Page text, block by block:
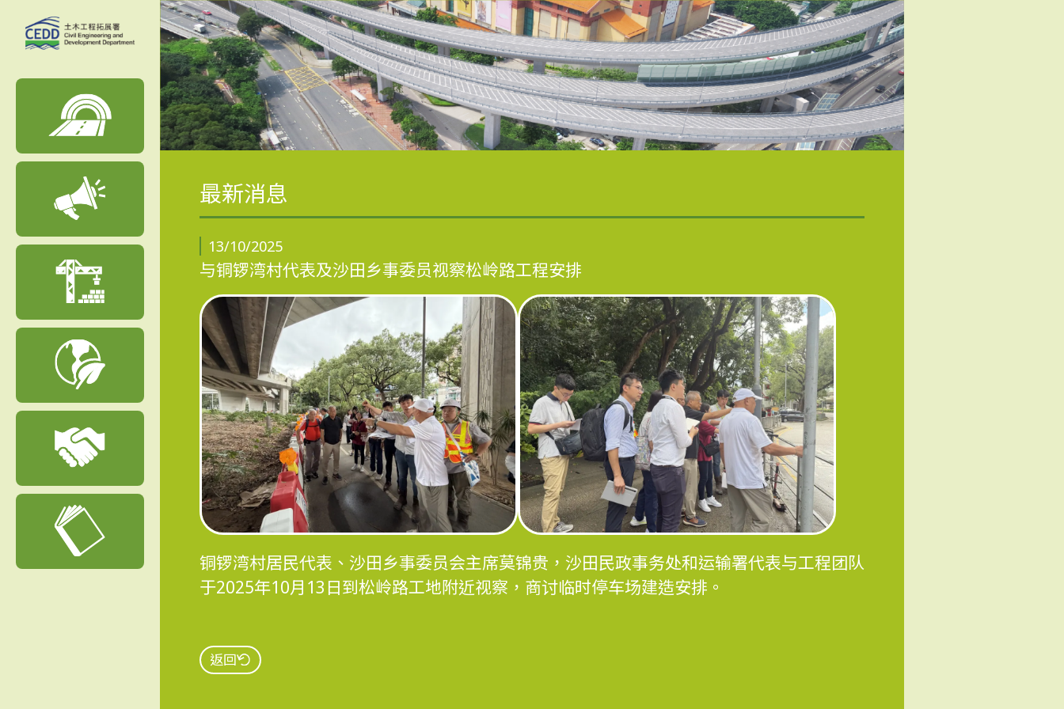
最新消息
13/10/2025
与铜锣湾村代表及沙田乡事委员视察松岭路工程安排
铜锣湾村居民代表、沙田乡事委员会主席莫锦贵，沙田民政事务处和运输署代表与工程团队
于2025年10月13日到松岭路工地附近视察，商讨临时停车场建造安排。
返回